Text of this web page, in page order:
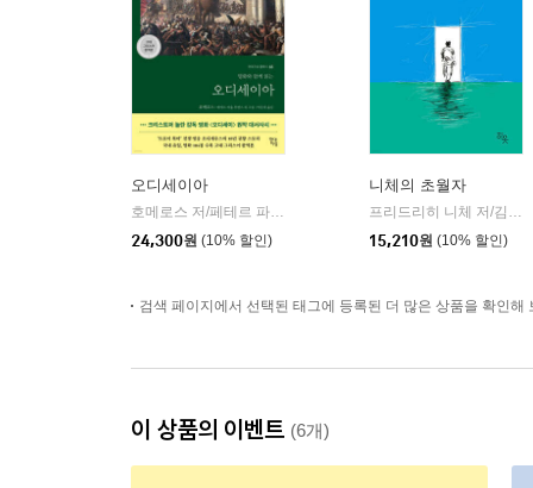
오디세이아
호메로스 저/페테르 파울 루벤스 그림/박문재 역 |
현대지성
24,300원 (10% 할인)
니체의 초월자
프리드리히 니체 저/김철 편역
15,210원 (10% 할인)
검색 페이지에서 선택된 태그에 등록된 더 많은 상품을 확인해
이 상품의 이벤트 (6개)